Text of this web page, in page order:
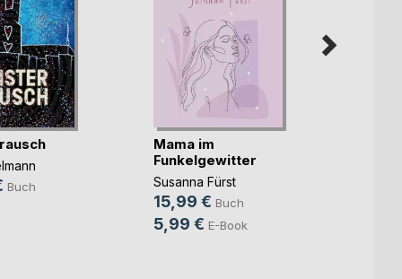
Buch
Mama im
Funkelgewitter
Susanna Fürst
15,99 € Buch
5,99 € E-Book